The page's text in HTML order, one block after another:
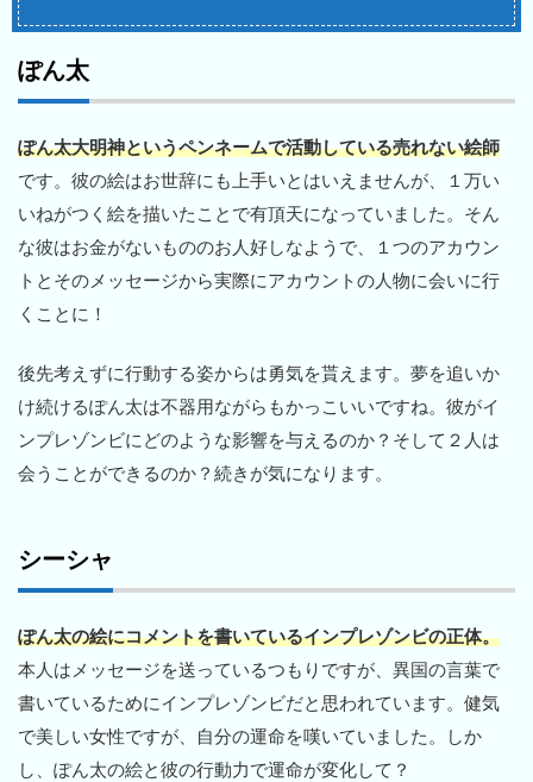
ぽん太
ぽん太大明神というペンネームで活動している売れない絵師
です。彼の絵はお世辞にも上手いとはいえませんが、１万い
いねがつく絵を描いたことで有頂天になっていました。そん
な彼はお金がないもののお人好しなようで、１つのアカウン
トとそのメッセージから実際にアカウントの人物に会いに行
くことに！
後先考えずに行動する姿からは勇気を貰えます。夢を追いか
け続けるぽん太は不器用ながらもかっこいいですね。彼がイ
ンプレゾンビにどのような影響を与えるのか？そして２人は
会うことができるのか？続きが気になります。
シーシャ
ぽん太の絵にコメントを書いているインプレゾンビの正体。
本人はメッセージを送っているつもりですが、異国の言葉で
書いているためにインプレゾンビだと思われています。健気
で美しい女性ですが、自分の運命を嘆いていました。しか
し、ぽん太の絵と彼の行動力で運命が変化して？